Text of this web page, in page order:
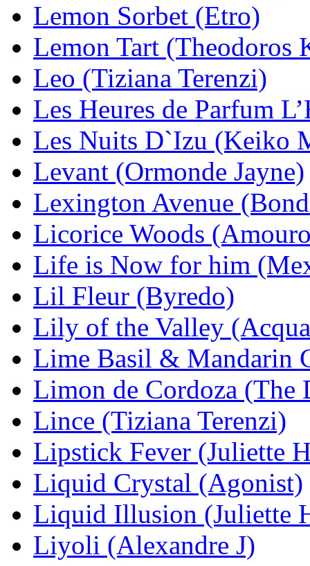
Lemon Sorbet (Etro)
Lemon Tart (Theodoros
Leo (Tiziana Terenzi)
Les Heures de Parfum
Les Nuits D`Izu (Keiko
Levant (Ormonde Jayne)
Lexington Avenue
Licorice Woods
Life is Now for him
Lil Fleur (Byredo)
Lily of the Valley
Lime Basil & Mandarin
Limon de Cordoza (The
Lince (Tiziana Terenzi)
Lipstick Fever (Juliette
Liquid Crystal (Agonist)
Liquid Illusion (Juliette
Liyoli (Alexandre J)